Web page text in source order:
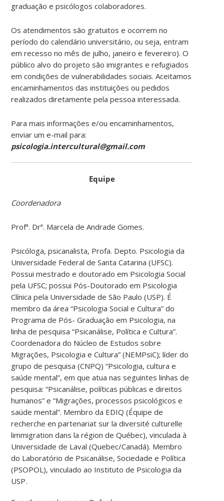
graduação e psicólogos colaboradores.
Os atendimentos são gratuitos e ocorrem no
período do calendário universitário, ou seja, entram
em recesso no mês de julho, janeiro e fevereiro). O
público alvo do projeto são imigrantes e refugiados
em condições de vulnerabilidades sociais. Aceitamos
encaminhamentos das instituições ou pedidos
realizados diretamente pela pessoa interessada.
Para mais informações e/ou encaminhamentos,
enviar um e-mail para:
psicologia.intercultural@gmail.com
Equipe
Coordenadora
Profª. Drª. Marcela de Andrade Gomes.
Psicóloga, psicanalista, Profa. Depto. Psicologia da
Universidade Federal de Santa Catarina (UFSC).
Possui mestrado e doutorado em Psicologia Social
pela UFSC; possui Pós-Doutorado em Psicologia
Clínica pela Universidade de São Paulo (USP). É
membro da área “Psicologia Social e Cultura” do
Programa de Pós- Graduação em Psicologia, na
linha de pesquisa “Psicanálise, Política e Cultura”.
Coordenadora do Núcleo de Estudos sobre
Migrações, Psicologia e Cultura” (NEMPsiC); líder do
grupo de pesquisa (CNPQ) “Psicologia, cultura e
saúde mental”, em que atua nas seguintes linhas de
pesquisa: “Psicanálise, políticas públicas e direitos
humanos” e “Migrações, processos psicológicos e
saúde mental”. Membro da EDIQ (Équipe de
recherche en partenariat sur la diversité culturelle
limmigration dans la région de Québec), vinculada à
Universidade de Laval (Quebec/Canadá). Membro
do Laboratório de Psicanálise, Sociedade e Política
(PSOPOL), vinculado ao Instituto de Psicologia da
USP.